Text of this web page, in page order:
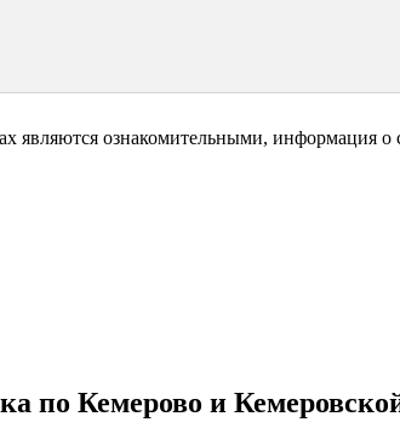
являются ознакомительными, информация о
по Кемерово и